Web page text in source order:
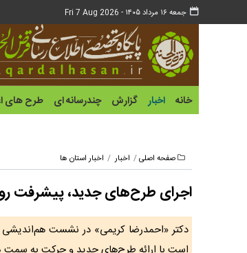
جمعه ۱۶ مرداد ۱۴۰۵ - Fri 7 Aug 2026
خانه اخبار گزارش چندرسانه ای طرح های
صفحه اصلی اخبار اخبار استان ها
اجرای طرح‌های جدید، پیشرفت
دکتر «احمدرضا کریمی» در نشست هم‌اندیشی